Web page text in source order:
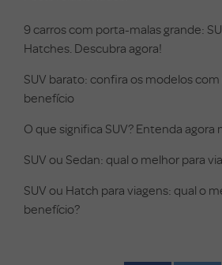
9 carros com porta-malas grande:
Hatches. Descubra agora!
SUV barato: confira os modelos
benefício
O que significa SUV? Entenda agora
SUV ou Sedan: qual o melhor para
SUV ou Hatch para viagens: qual o
benefício?